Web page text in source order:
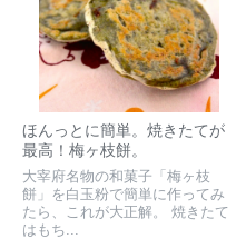
ほんっとに簡単。焼きたてが
最高！梅ヶ枝餅。
大宰府名物の和菓子「梅ヶ枝
餅」を白玉粉で簡単に作ってみ
たら、これが大正解。 焼きたて
はもち...